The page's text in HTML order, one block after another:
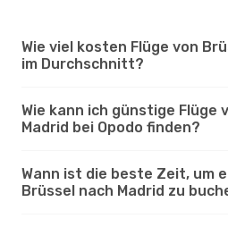
Wie viel kosten Flüge von
im Durchschnitt?
Wie kann ich günstige Flüge
Madrid bei Opodo finden?
Wann ist die beste Zeit, um
Brüssel nach Madrid zu